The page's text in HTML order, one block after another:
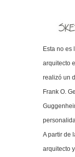
Esta no es
arquitecto
realizó un
Frank O.
A partir de
arquitecto